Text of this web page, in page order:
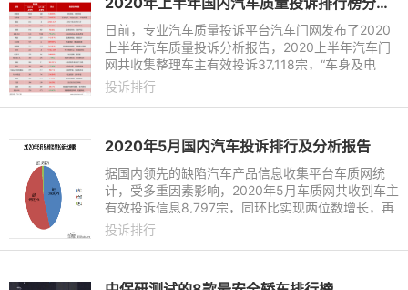
日前，专业汽车质量投诉平台汽车门网发布了2020
上半年汽车质量投诉分析报告，2020上半年汽车门
网共收集整理车主有效投诉37,118宗，“车身及电
气”、“发动机”和“售后服务”相关问题成为上半年重点
投诉排行
2020年5月国内汽车投诉排行及分析报告
据国内领先的缺陷汽车产品信息收集平台车质网统
计，受多重因素影响，2020年5月车质网共收到车主
有效投诉信息8,797宗，同环比实现两位数增长，再
次刷新了历史最高纪录，在车质网10年发展历程中
投诉排行